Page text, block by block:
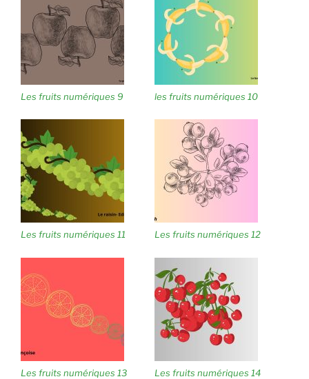
Les fruits numériques 9 les fruits numériques 10
Les fruits numériques 11 Les fruits numériques 12
Les fruits numériques 13 Les fruits numériques 14